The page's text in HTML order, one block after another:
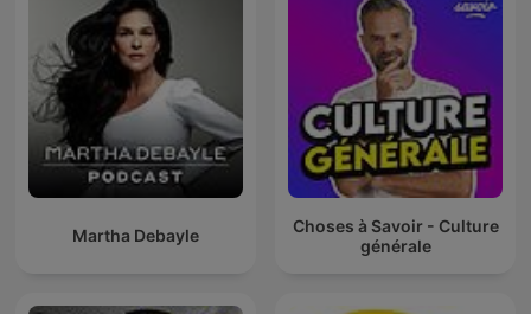
Martha Debayle
Choses à Savoir - Culture
générale